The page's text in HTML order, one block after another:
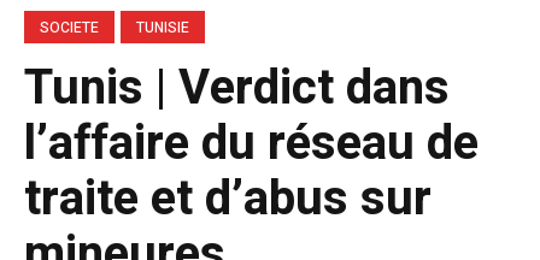
SOCIETE TUNISIE
Tunis | Verdict dans
l’affaire du réseau de
traite et d’abus sur